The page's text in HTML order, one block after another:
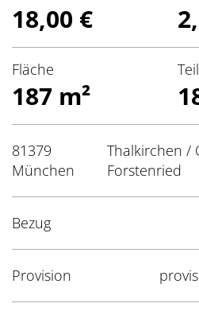
18,00 €
Fläche
187 m²
81379
München
Thalkirchen /
Forstenried
Bezug
Provision